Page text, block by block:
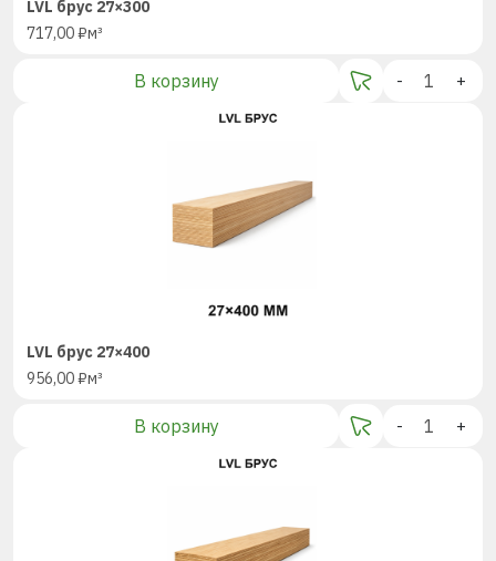
LVL брус 27×300
717,00₽м³
В корзину - +
LVL брус 27×400
956,00₽м³
В корзину - +